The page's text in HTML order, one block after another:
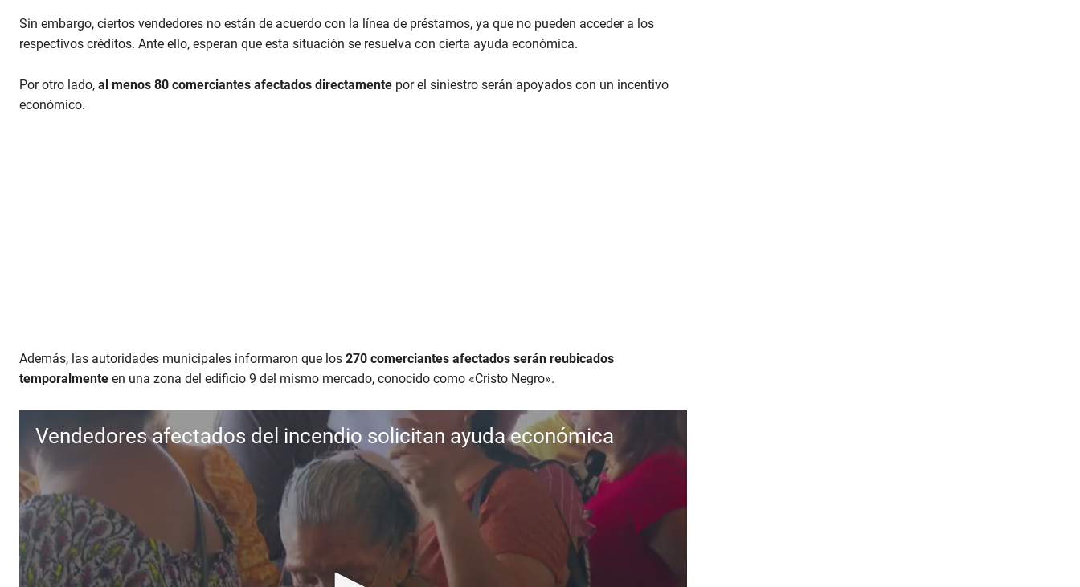
c
o
n
o
f
5
Sin embargo, ciertos vendedores no están de acuerdo con la línea de préstamos, ya que no pueden acceder a los
respectivos créditos. Ante ello, esperan que esta situación se resuelva con cierta ayuda económica.
Por otro lado, al menos 80 comerciantes afectados directamente por el siniestro serán apoyados con un incentivo
económico.
Además, las autoridades municipales informaron que los 270 comerciantes afectados serán reubicados
temporalmente en una zona del edificio 9 del mismo mercado, conocido como «Cristo Negro».
Vendedores afectados del incendio solicitan ayuda económica